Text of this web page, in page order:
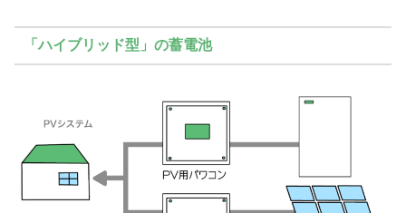
「ハイブリッド型」の蓄電池